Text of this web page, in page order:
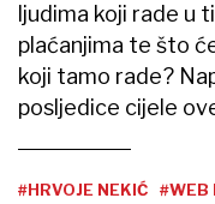
ljudima koji rade u
plaćanjima te što
koji tamo rade?
posljedice cijele
#HRVOJE NEKIĆ #WEB